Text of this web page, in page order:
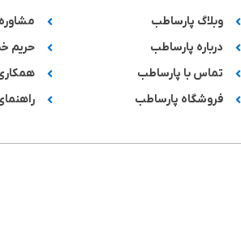
وبلاگ پارساطب
درباره پارساطب
تماس با پارساطب
فروشگاه پارساطب
حریم